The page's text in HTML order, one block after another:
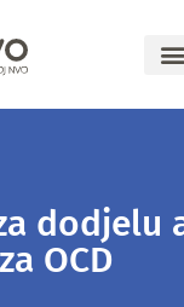
dodjelu
OCD